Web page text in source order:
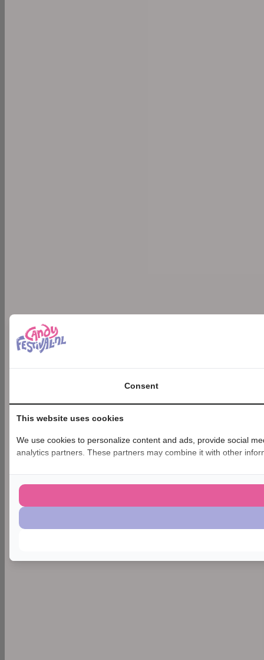
Consent
This website uses cookies
We use cookies to personalize content and ads, provide social
analytics partners. These partners may combine it with other